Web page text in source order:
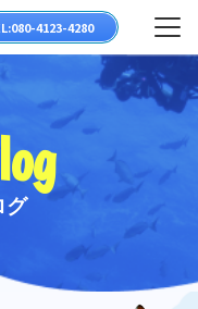
4123-4280 メニ
グ